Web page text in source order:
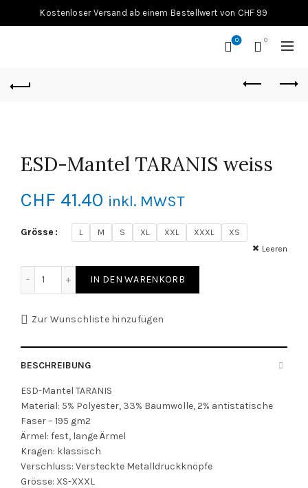
Kostenloser Versand ab einem Bestellwert von CHF 99
0 0
ESD-Mantel TARANIS weiss
CHF 41.40 inkl. MWST
Grösse L M S XL XXL XXXL
XS
Leeren
IN DEN WARENKORB
Zur Wunschliste hinzufügen
BESCHREIBUNG
ESD-Mantel TARANIS
Material: 5% Polyester, 33% Baumwolle, 2% antistatische
Faser – 195 gm2
Ärmel: fest, lange Ärmel
Kragen: klassisch
Verschluss: Versteckte Metalldruckknöpfe
Grösse: XS-XXXL